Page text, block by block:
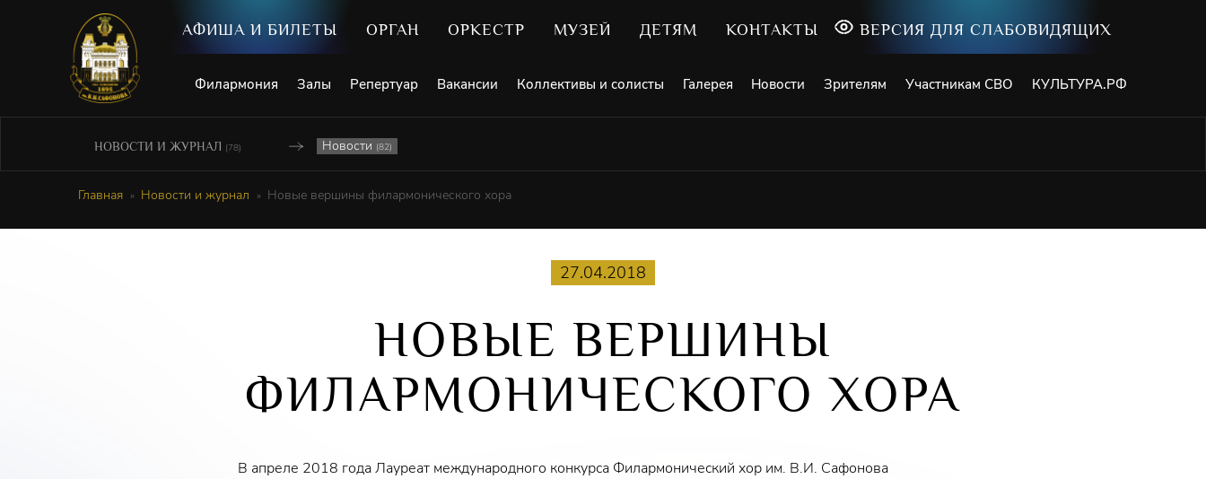
АФИША И БИЛЕТЫ ОРГАН ОРКЕСТР МУЗЕЙ ДЕТЯМ КОНТАКТЫ ВЕРСИЯ ДЛЯ СЛАБОВИДЯЩИХ
Филармония Залы Репертуар Вакансии Коллективы и солисты Галерея Новости Зрителям Участникам СВО КУЛЬТУРА.РФ
НОВОСТИ И ЖУРНАЛ (78) Новости (82)
Главная Новости и журнал Новые вершины филармонического хора
27.04.2018
НОВЫЕ ВЕРШИНЫ
ФИЛАРМОНИЧЕСКОГО ХОРА
В апреле 2018 года Лауреат международного конкурса Филармонический хор им. В.И. Сафонова